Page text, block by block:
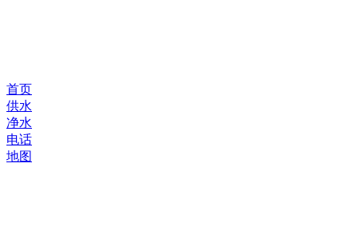
首页
供水
净水
电话
地图